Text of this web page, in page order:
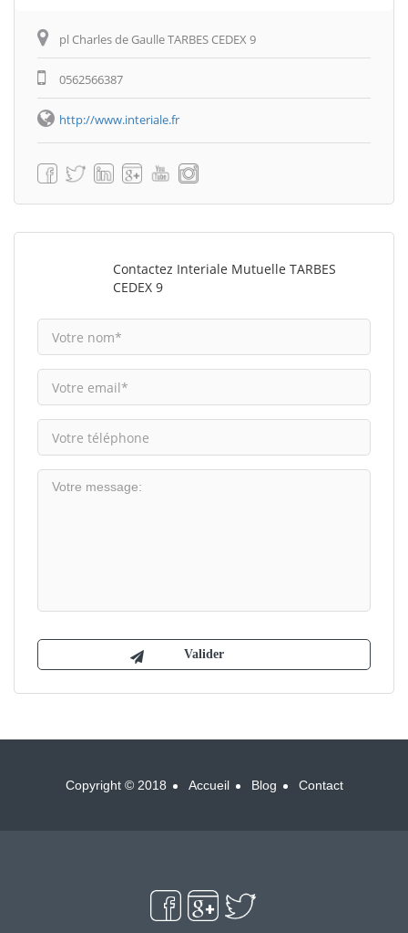
pl Charles de Gaulle TARBES CEDEX 9
0562566387
http://www.interiale.fr
Contactez Interiale Mutuelle TARBES
CEDEX 9
Copyright © 2018 Accueil Blog Contact